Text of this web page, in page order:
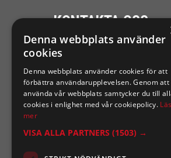
KONTAKTA OSS
Ångra mitt köp
0921-102 09
support@sixtennilssons.com
Denna webbplats använder
cookies
Denna webbplats använder cookies för att
förbättra användarupplevelsen. Genom att
använda vår webbplats samtycker du till
cookies i enlighet med vår cookiepolicy. Läs
mer
VISA ALLA PARTNERS (1503) →